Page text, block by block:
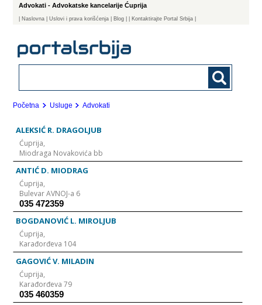
Advokati - Advokatske kancelarije Ćuprija
Naslovna | Uslovi i prava korišćenja Blog | Kontaktirajte Portal Srbija |
Početna Usluge Advokati
ALEKSIĆ R. DRAGOLJUB
Ćuprija,
Miodraga Novakovića bb
ANTIĆ D. MIODRAG
Ćuprija,
Bulevar AVNOJ-a 6
035 472359
BOGDANOVIĆ L. MIROLJUB
Ćuprija,
Karađorđeva 104
GAGOVIĆ V. MILADIN
Ćuprija,
Karađorđeva 79
035 460359